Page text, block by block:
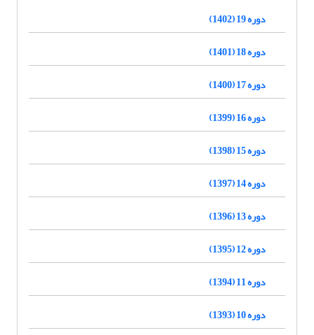
دوره 19 (1402)
دوره 18 (1401)
دوره 17 (1400)
دوره 16 (1399)
دوره 15 (1398)
دوره 14 (1397)
دوره 13 (1396)
دوره 12 (1395)
دوره 11 (1394)
دوره 10 (1393)